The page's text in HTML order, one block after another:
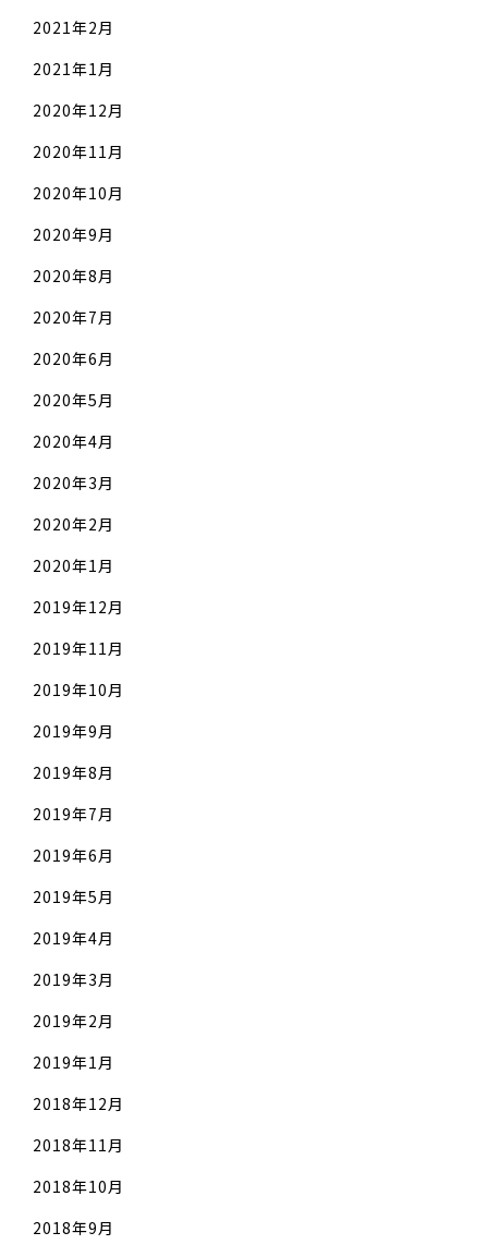
2021年2月
2021年1月
2020年12月
2020年11月
2020年10月
2020年9月
2020年8月
2020年7月
2020年6月
2020年5月
2020年4月
2020年3月
2020年2月
2020年1月
2019年12月
2019年11月
2019年10月
2019年9月
2019年8月
2019年7月
2019年6月
2019年5月
2019年4月
2019年3月
2019年2月
2019年1月
2018年12月
2018年11月
2018年10月
2018年9月